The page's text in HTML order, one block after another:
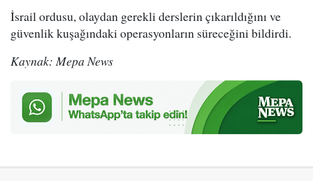
İsrail ordusu, olaydan gerekli derslerin çıkarıldığını ve
güvenlik kuşağındaki operasyonların süreceğini bildirdi.
Kaynak: Mepa News